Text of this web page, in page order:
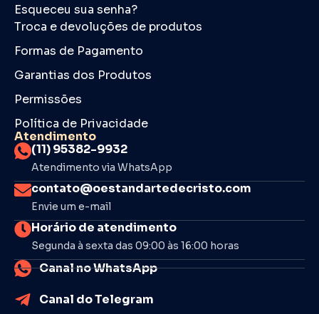
Esqueceu sua senha?
Troca e devoluções de produtos
Formas de Pagamento
Garantias dos Produtos
Permissões
Política de Privacidade
Atendimento
(11) 95382-9932
Atendimento via WhatsApp
contato@oestandartedecristo.com
Envie um e-mail
Horário de atendimento
Segunda à sexta das 09:00 às 16:00 horas
Canal no WhatsApp
Canal do Telegram